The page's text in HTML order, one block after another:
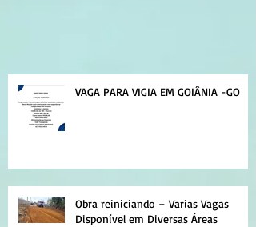
VAGA PARA VIGIA EM GOIÂNIA -GO
Obra reiniciando – Varias Vagas
Disponível em Diversas Áreas